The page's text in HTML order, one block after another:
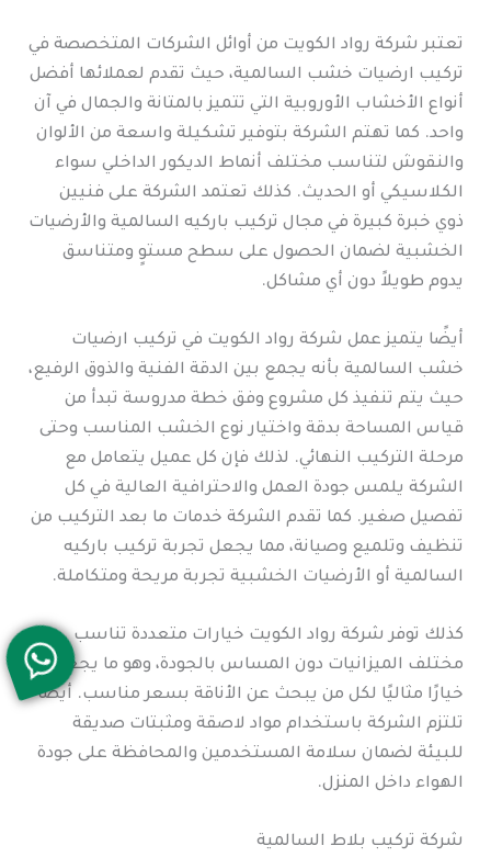
تعتبر شركة رواد الكويت من أوائل الشركات المتخصصة في
تركيب ارضيات خشب السالمية، حيث تقدم لعملائها أفضل
أنواع الأخشاب الأوروبية التي تتميز بالمتانة والجمال في آن
واحد. كما تهتم الشركة بتوفير تشكيلة واسعة من الألوان
والنقوش لتناسب مختلف أنماط الديكور الداخلي سواء
الكلاسيكي أو الحديث. كذلك تعتمد الشركة على فنيين
ذوي خبرة كبيرة في مجال تركيب باركيه السالمية والأرضيات
الخشبية لضمان الحصول على سطح مستوٍ ومتناسق
يدوم طويلاً دون أي مشاكل.
أيضًا يتميز عمل شركة رواد الكويت في تركيب ارضيات
خشب السالمية بأنه يجمع بين الدقة الفنية والذوق الرفيع،
حيث يتم تنفيذ كل مشروع وفق خطة مدروسة تبدأ من
قياس المساحة بدقة واختيار نوع الخشب المناسب وحتى
مرحلة التركيب النهائي. لذلك فإن كل عميل يتعامل مع
الشركة يلمس جودة العمل والاحترافية العالية في كل
تفصيل صغير. كما تقدم الشركة خدمات ما بعد التركيب من
تنظيف وتلميع وصيانة، مما يجعل تجربة تركيب باركيه
السالمية أو الأرضيات الخشبية تجربة مريحة ومتكاملة.
كذلك توفر شركة رواد الكويت خيارات متعددة تناسب
مختلف الميزانيات دون المساس بالجودة، وهو ما يجعلها
خيارًا مثاليًا لكل من يبحث عن الأناقة بسعر مناسب. أيضًا
تلتزم الشركة باستخدام مواد لاصقة ومثبتات صديقة
للبيئة لضمان سلامة المستخدمين والمحافظة على جودة
الهواء داخل المنزل.
شركة تركيب بلاط السالمية